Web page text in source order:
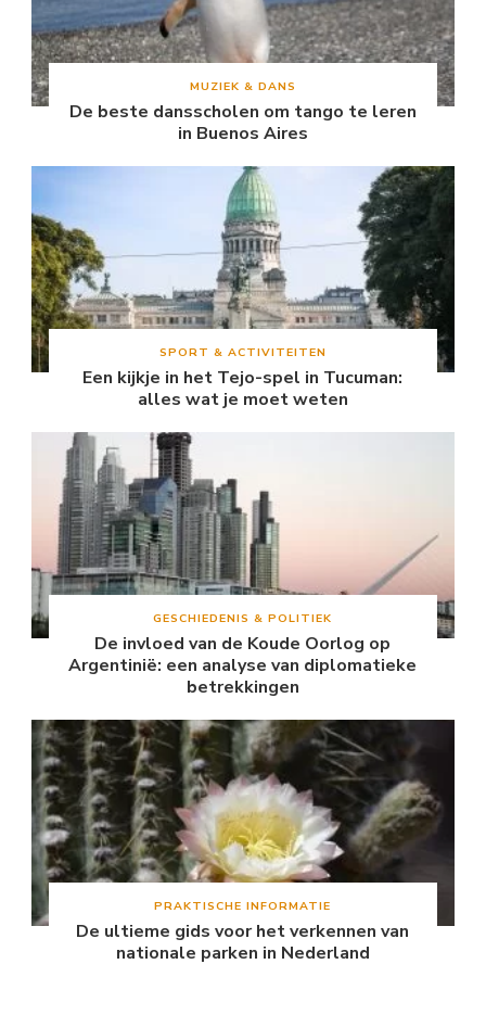
MUZIEK & DANS
De beste dansscholen om tango te leren
in Buenos Aires
SPORT & ACTIVITEITEN
Een kijkje in het Tejo-spel in Tucuman:
alles wat je moet weten
GESCHIEDENIS & POLITIEK
De invloed van de Koude Oorlog op
Argentinië: een analyse van diplomatieke
betrekkingen
PRAKTISCHE INFORMATIE
De ultieme gids voor het verkennen van
nationale parken in Nederland